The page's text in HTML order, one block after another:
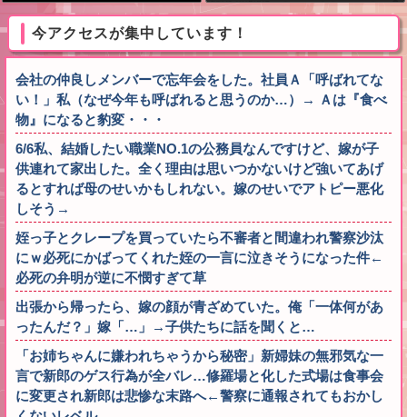
して公表する方針を決定 三重県
今アクセスが集中しています！
会社の仲良しメンバーで忘年会をした。社員Ａ「呼ばれてな
い！」私（なぜ今年も呼ばれると思うのか…）→ Ａは『食べ
物』になると豹変・・・
6/6私、結婚したい職業NO.1の公務員なんですけど、嫁が子
供連れて家出した。全く理由は思いつかないけど強いてあげ
るとすれば母のせいかもしれない。嫁のせいでアトピー悪化
しそう→
姪っ子とクレープを買っていたら不審者と間違われ警察沙汰
にｗ必死にかばってくれた姪の一言に泣きそうになった件←
必死の弁明が逆に不憫すぎて草
出張から帰ったら、嫁の顔が青ざめていた。俺「一体何があ
ったんだ？」嫁「…」→子供たちに話を聞くと…
「お姉ちゃんに嫌われちゃうから秘密」新婦妹の無邪気な一
言で新郎のゲス行為が全バレ…修羅場と化した式場は食事会
に変更され新郎は悲惨な末路へ←警察に通報されてもおかし